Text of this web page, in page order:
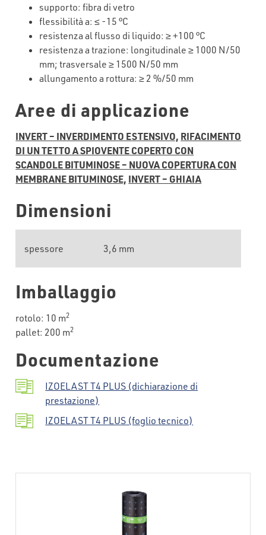
supporto:fibra divetro
flessibilità a: ≤ -15 °C
resistenza al flusso di liquido: ≥ +100 °C
resistenza atrazione: longitudinale ≥ 1000 N/50
mm;trasversale ≥ 1500 N/50 mm
allungamento a rottura: ≥ 2 %/50 mm
Aree di applicazione
INVERT – INVERDIMENTO ESTENSIVO, RIFACIMENTO
DI UN TETTO A SPIOVENTE COPERTO CON
SCANDOLE BITUMINOSE – NUOVA COPERTURA CON
MEMBRANE BITUMINOSE, INVERT – GHIAIA
Dimensioni
spessore 3,6 mm
Imballaggio
rotolo: 10 m2
pallet: 200 m2
Documentazione
IZOELAST T4 PLUS (dichiarazione di
prestazione)
IZOELAST T4 PLUS (foglio tecnico)